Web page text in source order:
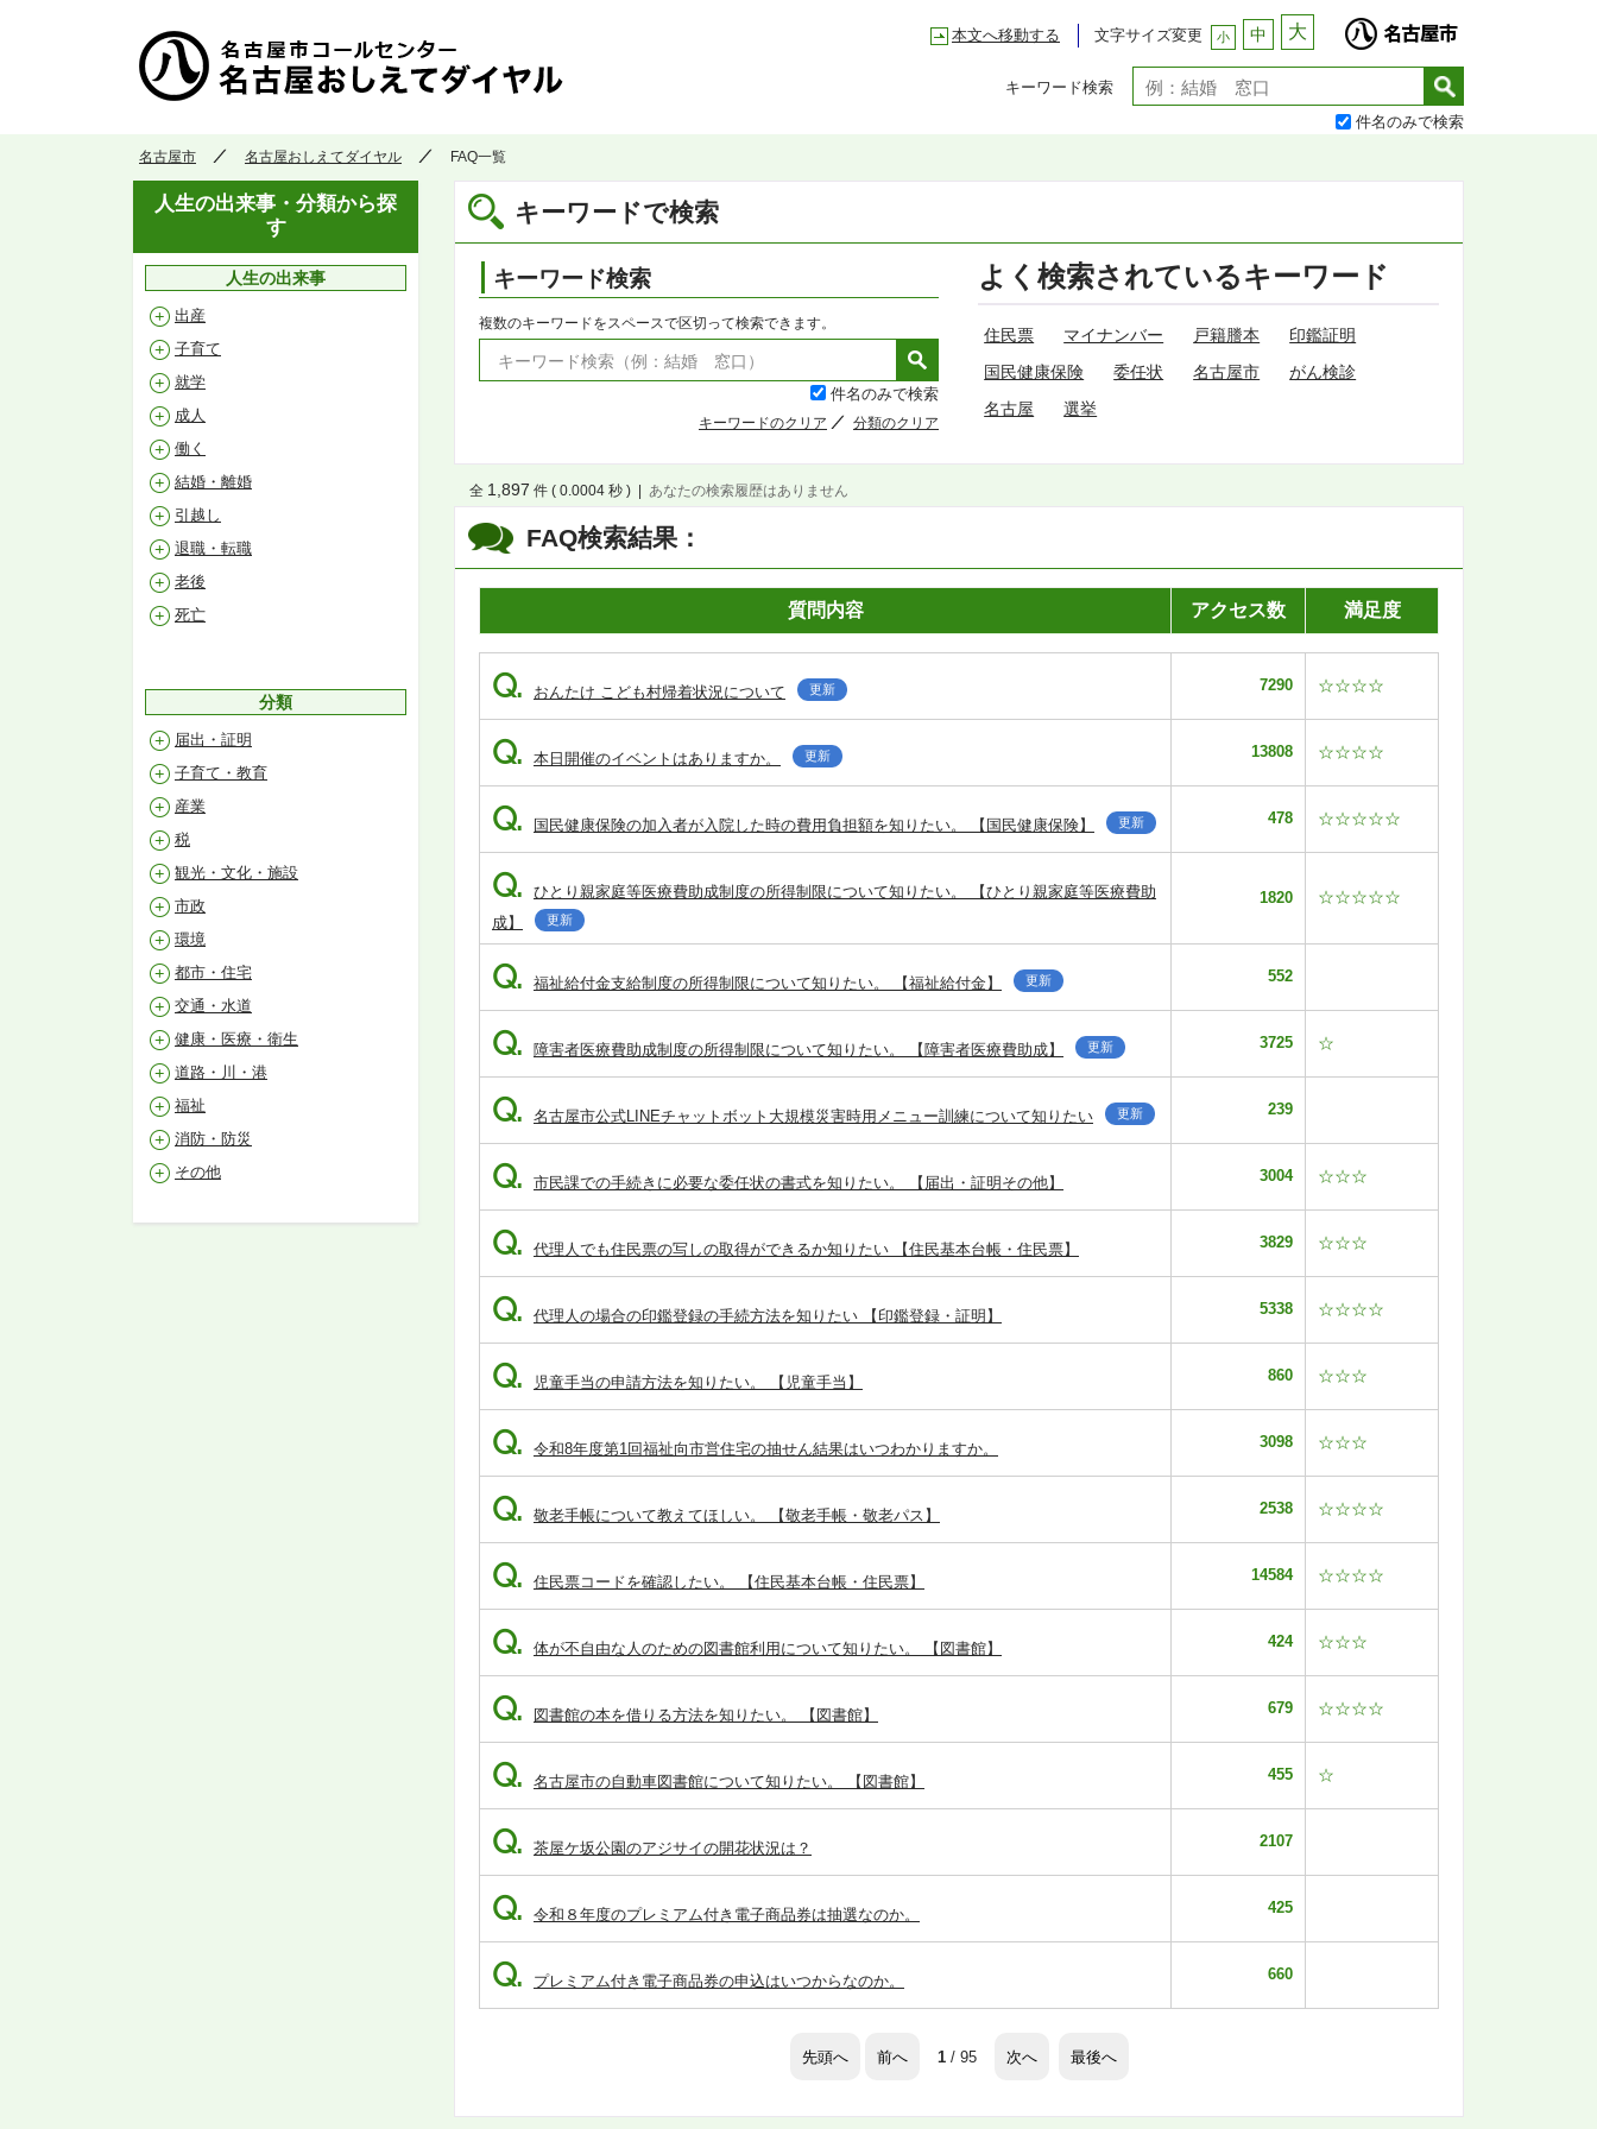
本文へ移動する 文字サイズ変更 小 中 大
キーワード検索
件名のみで検索
名古屋市 名古屋おしえてダイヤル FAQ一覧
キーワードで検索
キーワード検索
複数のキーワードをスペースで区切って検索できます。
件名のみで検索
キーワードのクリア 分類のクリア
よく検索されているキーワード
住民票 マイナンバー 戸籍謄本
印鑑証明
国民健康保険
委任状 名古屋市
がん検診
名古屋
選挙
FAQ検索結果：
全 1,897 件 ( 0.0004 秒 ) あなたの検索履歴はありません
質問内容 アクセス数 満足度
Q. おんたけ こども村帰着状況について 更新 7290 ☆☆☆☆
Q. 本日開催のイベントはありますか。 更新 13808 ☆☆☆☆
Q. 国民健康保険の加入者が入院した時の費用負担額を知りたい。 【国民健康保険】 更新 478 ☆☆☆☆☆
Q.
ひとり親家庭等医療費助成制度の所得制限について知りたい。 【ひとり親家庭等医療費助
成】
更新
1820 ☆☆☆☆☆
Q. 福祉給付金支給制度の所得制限について知りたい。 【福祉給付金】 更新 552
Q. 障害者医療費助成制度の所得制限について知りたい。 【障害者医療費助成】 更新 3725 ☆
Q. 名古屋市公式LINEチャットボット大規模災害時用メニュー訓練について知りたい 更新 239
Q. 市民課での手続きに必要な委任状の書式を知りたい。 【届出・証明その他】 3004 ☆☆☆
Q. 代理人でも住民票の写しの取得ができるか知りたい 【住民基本台帳・住民票】 3829 ☆☆☆
Q. 代理人の場合の印鑑登録の手続方法を知りたい 【印鑑登録・証明】 5338 ☆☆☆☆
Q. 児童手当の申請方法を知りたい。 【児童手当】 860 ☆☆☆
Q. 令和8年度第1回福祉向市営住宅の抽せん結果はいつわかりますか。 3098 ☆☆☆
Q. 敬老手帳について教えてほしい。 【敬老手帳・敬老パス】 2538 ☆☆☆☆
Q. 住民票コードを確認したい。 【住民基本台帳・住民票】 14584 ☆☆☆☆
Q. 体が不自由な人のための図書館利用について知りたい。 【図書館】 424 ☆☆☆
Q. 図書館の本を借りる方法を知りたい。 【図書館】 679 ☆☆☆☆
Q. 名古屋市の自動車図書館について知りたい。 【図書館】 455 ☆
Q. 茶屋ケ坂公園のアジサイの開花状況は？ 2107
Q. 令和８年度のプレミアム付き電子商品券は抽選なのか。 425
Q. プレミアム付き電子商品券の申込はいつからなのか。 660
先頭へ 前へ 1/ 95 次へ 最後へ
人生の出来事・分類から探
す
人生の出来事
出産
子育て
就学
成人
働く
結婚・離婚
引越し
退職・転職
老後
死亡
分類
届出・証明
子育て・教育
産業
税
観光・文化・施設
市政
環境
都市・住宅
交通・水道
健康・医療・衛生
道路・川・港
福祉
消防・防災
その他